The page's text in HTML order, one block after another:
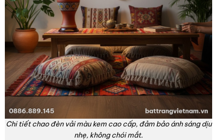
Chi tiết chao đèn vải màu kem cao cấp, đảm bảo ánh sáng dịu
nhẹ, không chói mắt.